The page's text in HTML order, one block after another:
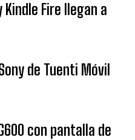
Kindle Fire llegan a
de Tuenti Móvil
con pantalla de